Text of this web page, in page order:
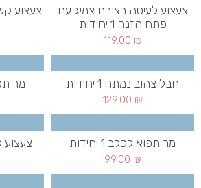
צעצוע לעיסה בצורת צמיג עם
פתח הזנה 1 יחידות
119.00 ₪
חבל צהוב נמתח 1 יחידות
129.00 ₪
מר
מר תפוא לכלב 1 יחידות
99.00 ₪
צעצוע